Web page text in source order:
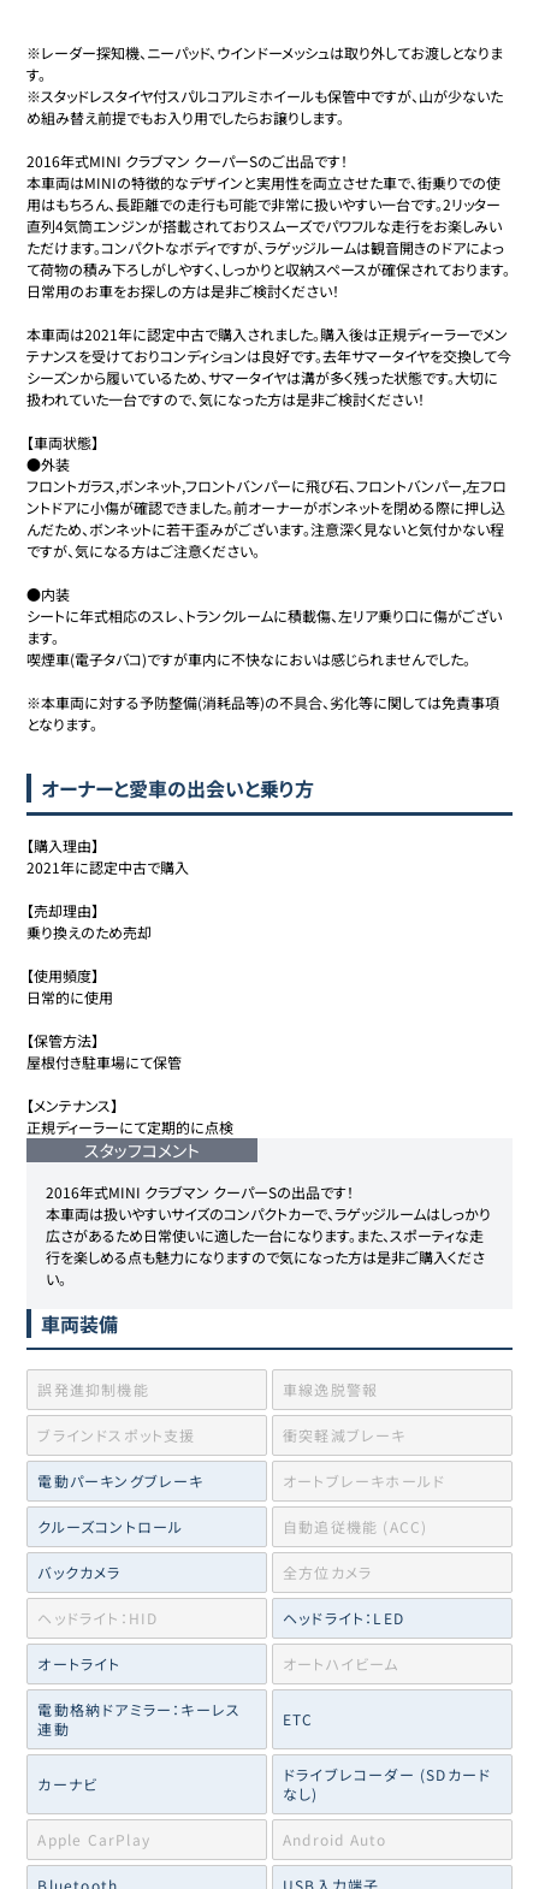
※レーダー探知機、ニーパッド、ウインドーメッシュは取り外してお渡しとなりま
す。
※スタッドレスタイヤ付スパルコアルミホイールも保管中ですが、山が少ないた
め組み替え前提でもお入り用でしたらお譲りします。
2016年式MINI クラブマン クーパーSのご出品です！
本車両はMINIの特徴的なデザインと実用性を両立させた車で、街乗りでの使
用はもちろん、長距離での走行も可能で非常に扱いやすい一台です。2リッター
直列4気筒エンジンが搭載されておりスムーズでパワフルな走行をお楽しみい
ただけます。コンパクトなボディですが、ラゲッジルームは観音開きのドアによっ
て荷物の積み下ろしがしやすく、しっかりと収納スペースが確保されております。
日常用のお車をお探しの方は是非ご検討ください！
本車両は2021年に認定中古で購入されました。購入後は正規ディーラーでメン
テナンスを受けておりコンディションは良好です。去年サマータイヤを交換して今
シーズンから履いているため、サマータイヤは溝が多く残った状態です。大切に
扱われていた一台ですので、気になった方は是非ご検討ください！
【車両状態】
●外装
フロントガラス,ボンネット,フロントバンパーに飛び石、フロントバンパー,左フロ
ントドアに小傷が確認できました。前オーナーがボンネットを閉める際に押し込
んだため、ボンネットに若干歪みがございます。注意深く見ないと気付かない程
ですが、気になる方はご注意ください。
●内装
シートに年式相応のスレ、トランクルームに積載傷、左リア乗り口に傷がござい
ます。
喫煙車(電子タバコ)ですが車内に不快なにおいは感じられませんでした。
※本車両に対する予防整備(消耗品等)の不具合、劣化等に関しては免責事項
となります。
オーナーと愛車の出会いと乗り方
【購入理由】
2021年に認定中古で購入
【売却理由】
乗り換えのため売却
【使用頻度】
日常的に使用
【保管方法】
屋根付き駐車場にて保管
【メンテナンス】
正規ディーラーにて定期的に点検
スタッフコメント
2016年式MINI クラブマン クーパーSの出品です！
本車両は扱いやすいサイズのコンパクトカーで、ラゲッジルームはしっかり
広さがあるため日常使いに適した一台になります。また、スポーティな走
行を楽しめる点も魅力になりますので気になった方は是非ご購入くださ
い。
車両装備
誤発進抑制機能 車線逸脱警報
ブラインドスポット支援 衝突軽減ブレーキ
電動パーキングブレーキ オートブレーキホールド
クルーズコントロール 自動追従機能 (ACC)
バックカメラ 全方位カメラ
ヘッドライト：HID ヘッドライト：LED
オートライト オートハイビーム
電動格納ドアミラー：キーレス
連動
ETC
カーナビ
ドライブレコーダー (SDカード
なし)
Apple CarPlay Android Auto